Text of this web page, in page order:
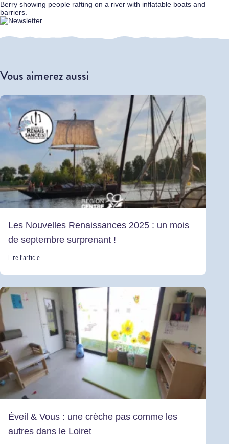
Vous aimerez aussi
Les Nouvelles Renaissances 2025 : un mois
de septembre surprenant !
Lire l’article
Éveil & Vous : une crèche pas comme les
autres dans le Loiret